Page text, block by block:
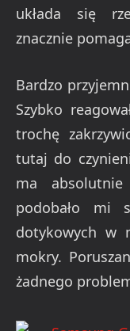
układa się
znacznie
Bardzo
Szybko
trochę
tutaj do
ma absolutnie
podobało mi
dotykowych w
mokry.
żadnego